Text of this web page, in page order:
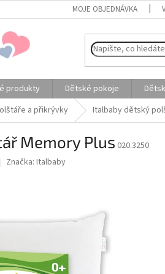
MOJE OBJEDNÁVKA
produkty Dětské pokoje
a přikrývky Italbaby dětský
Memory Plus 020.3250
Značka: Italbaby